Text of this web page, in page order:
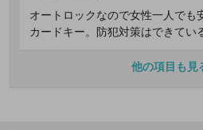
オートロックなので女性一人でも
カードキー。防犯対策はできてい
他の項目も見